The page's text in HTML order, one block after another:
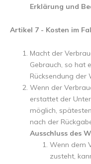
Erklärung und
Artikel 7 - Kosten im
Macht der
Gebrauch, so hat
Rücksendung der
Wenn der
erstattet der
möglich,
nach der
Ausschluss des
Wenn dem
zusteht,